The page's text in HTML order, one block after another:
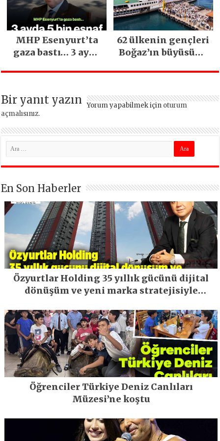
MHP Esenyurt’ta
gaza bastı… 3 ayda
edildi
62 ülkenin gençleri
Boğaz’ın büyüsüne
Bir yanıt yazın Yorum yapabilmek için oturum
açmalısınız.
En Son Haberler
Özyurtlar Holding 35 yıllık gücünü dijital
dönüşüm ve yeni marka stratejisiyle
Öğrenciler Türkiye Deniz Canlıları
Müzesi’ne koştu